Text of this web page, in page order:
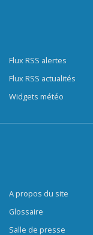
Flux RSS alertes
Flux RSS actualités
Widgets météo
A propos du site
Glossaire
Salle de presse